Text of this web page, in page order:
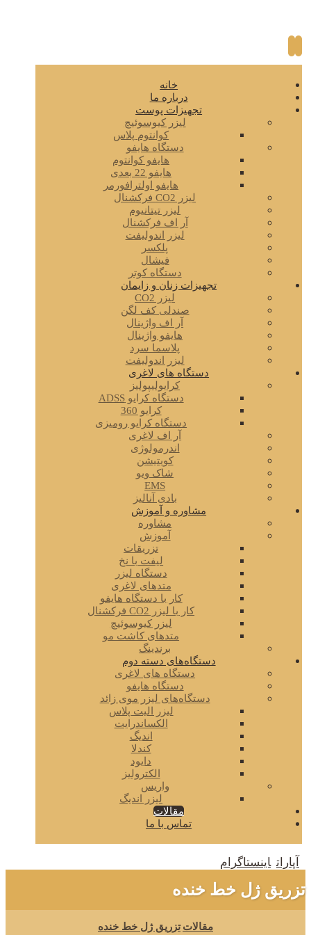
خانه
درباره ما
تجهیزات پوست
لیزر کیوسوئیچ
کوانتوم پلاس
دستگاه هایفو
هایفو کوانتوم
هایفو 22 بعدی
هایفو اولترافورمر
لیزر CO2 فرکشنال
لیزر تیتانیوم
آر اف فرکشنال
لیزر اندولیفت
پلکسر
فیشال
دستگاه کوتر
تجهیزات زنان و زایمان
لیزر CO2
صندلی کف لگن
آر اف واژینال
هایفو واژینال
پلاسما سرد
لیزر اندولیفت
دستگاه های لاغری
کرایولیپولیز
دستگاه کرایو ADSS
کرایو 360
دستگاه کرایو رومیزی
آر اف لاغری
اندرمولوژی
کویتیشن
شاک ویو
EMS
بادی آنالیز
مشاوره و آموزش
مشاوره
آموزش
تزریقات
لیفت با نخ
دستگاه لیزر
متدهای لاغری
کار با دستگاه هایفو
کار با لیزر CO2 فرکشنال
لیزر کیوسوئیچ
متدهای کاشت مو
برندینگ
دستگاه‌های دسته دوم
دستگاه های لاغری
دستگاه هایفو
دستگاه‌های لیزر موی زائد
لیزر الیت پلاس
الکساندرایت
اندیگ
کندلا
دایود
الکترولیز
واریس
لیزر اندیگ
مقالات
تماس با ما
آپارات اینستاگرام
تزریق ژل خط خنده
مقالات تزریق ژل خط خنده